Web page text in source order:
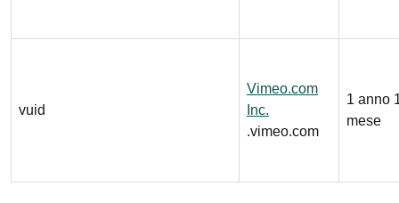
vuid
Vimeo.com
Inc.
.vimeo.com
1 anno
mese